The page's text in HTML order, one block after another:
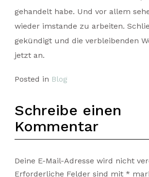
gehandelt habe. Und vor allem
wieder imstande zu arbeiten.
gekündigt und die verbleibenden
jetzt an.
Posted in Blog
Schreibe einen
Kommentar
Deine E-Mail-Adresse wird nicht
Erforderliche Felder sind mit *